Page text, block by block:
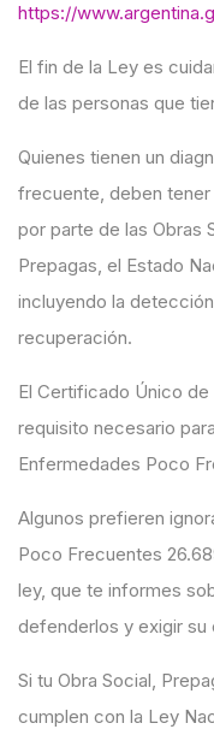
https://
El fin de la Ley es
de las personas que
Quienes tienen un
frecuente, deben tener
por parte de las Obras
Prepagas, el Estado
incluyendo la
recuperación.
El Certificado Único
requisito necesario
Enfermedades Poco
Algunos prefieren
Poco Frecuentes
ley, que te informes
defenderlos y exigir su
Si tu Obra Social,
cumplen con la Ley